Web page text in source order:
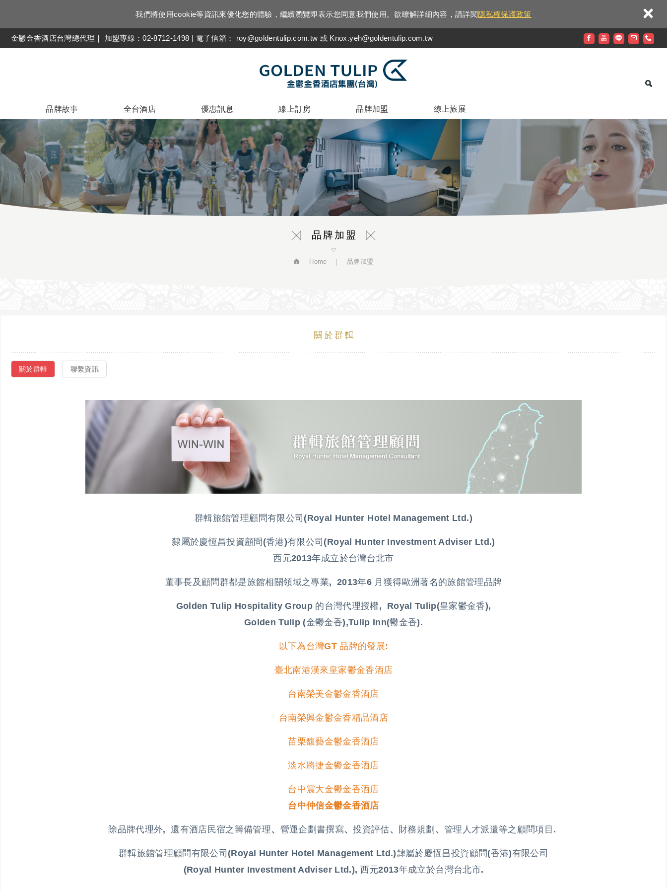
我們將使用cookie等資訊來優化您的體驗，繼續瀏覽即表示您同意我們使用。欲瞭解詳細內容，請詳閱隱私權保護政策 ×
金鬱金香酒店台灣總代理｜ 加盟專線：02-8712-1498 | 電子信箱： roy@goldentulip.com.tw 或 Knox.yeh@goldentulip.com.tw
品牌故事 全台酒店 優惠訊息 線上訂房 品牌加盟 線上旅展
品牌加盟
Home 品牌加盟
關於群輯
關於群輯 聯繫資訊
群輯旅館管理顧問有限公司(Royal Hunter Hotel Management Ltd.)
隸屬於慶恆昌投資顧問(香港)有限公司(Royal Hunter Investment Adviser Ltd.)
西元2013年成立於台灣台北市
董事長及顧問群都是旅館相關領域之專業, 2013年6 月獲得歐洲著名的旅館管理品牌
Golden Tulip Hospitality Group 的台灣代理授權, Royal Tulip(皇家鬱金香),
Golden Tulip (金鬱金香),Tulip Inn(鬱金香).
以下為台灣GT 品牌的發展:
臺北南港漢來皇家鬱金香酒店
台南榮美金鬱金香酒店
台南榮興金鬱金香精品酒店
苗栗馥藝金鬱金香酒店
淡水將捷金鬰金香酒店
台中震大金鬱金香酒店
台中仲信金鬱金香酒店
除品牌代理外,還有酒店民宿之籌備管理、 營運企劃書撰寫、投資評估、 財務規劃 、 管理人才派遣等之顧問項目.
群輯旅館管理顧問有限公司(Royal Hunter Hotel Management Ltd.)隸屬於慶恆昌投資顧問(香港)有限公司
(Royal Hunter Investment Adviser Ltd.), 西元2013年成立於台灣台北市.